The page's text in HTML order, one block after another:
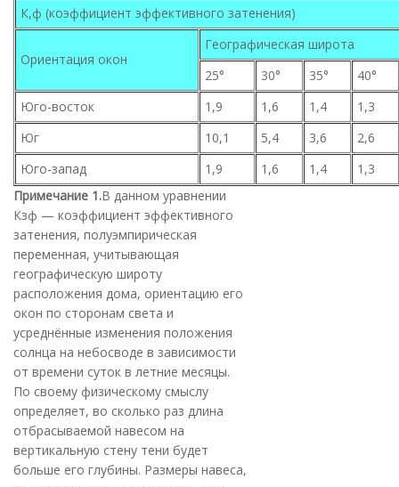
К,ф (коэффициент эффективного затенения)
Ориентация окон
Географическая широта
25°
30° 35°
40°
Юго-восток
1,9 1,6 1,4
1,3
Юг
10,1 5,4 3,6
2,6
Юго-запад
1,9 1,6 1,4
1,3
Примечание 1.В данном уравнении
Кзф — коэффициент эффективного
затенения, полуэмпирическая
переменная, учитывающая
географическую широту
расположения дома, ориентацию его
окон по сторонам света и
усреднённые изменения положения
солнца на небосводе в зависимости
от времени суток в летние месяцы.
По своему физическому смыслу
определяет, во сколько раз длина
отбрасываемой навесом на
вертикальную стену тени будет
больше его глубины. Размеры навеса,